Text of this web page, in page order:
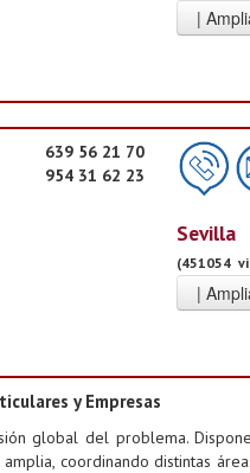
639 56 21 70
954 31 62 23
Sevilla
(451054
y Empresas
global del problema.
coordinando distintas